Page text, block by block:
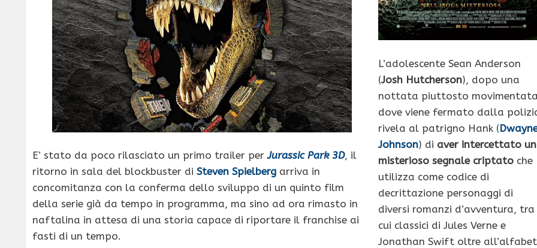
E’ stato da poco rilasciato un primo trailer perJurassic Park 3D, il
ritorno in sala del blockbuster di Steven Spielberg arriva in
concomitanza con la conferma dello sviluppo di un quinto film
della serie già da tempo in programma, ma sino ad ora rimasto in
naftalina in attesa di una storia capace di riportare il franchise ai
fasti di un tempo.
L’adolescente Sean Anderson
(Josh Hutcherson), dopo una
nottata piuttosto movimentata
dove viene fermato dalla
rivela al patrigno Hank (
Johnson) di aver intercettato un
misterioso segnale criptatoche
utilizza come codice di
decrittazione personaggi di
diversi romanzi d’avventura, tra
cui classici di Jules Verne e
Jonathan Swift oltre